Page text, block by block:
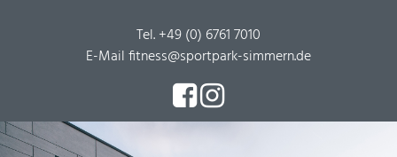
Tel.+49 (0) 6761 7010
E-Mailfitness@sportpark-simmern.de